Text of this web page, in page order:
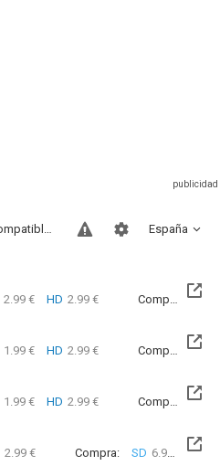
España
Sitios compatibles
2.99 € HD 2.99 € Compra: SD
1.99 € HD 2.99 € Compra: SD
1.99 € HD 2.99 € Compra: SD
2.99 € Compra: SD 6.99 € HD